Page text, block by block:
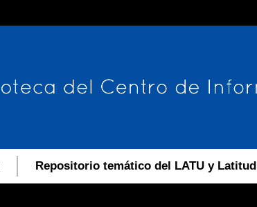
Repositorio temático del LATU y Latitud